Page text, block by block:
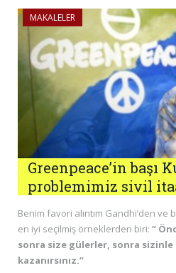
MAKALELER
Greenpeace’in başı
problemimiz sivil
Benim favori alıntım Gandhi’den ve
en iyi seçilmiş örneklerden biri: “
sonra size gülerler, sonra sizinle
kazanırsınız.”